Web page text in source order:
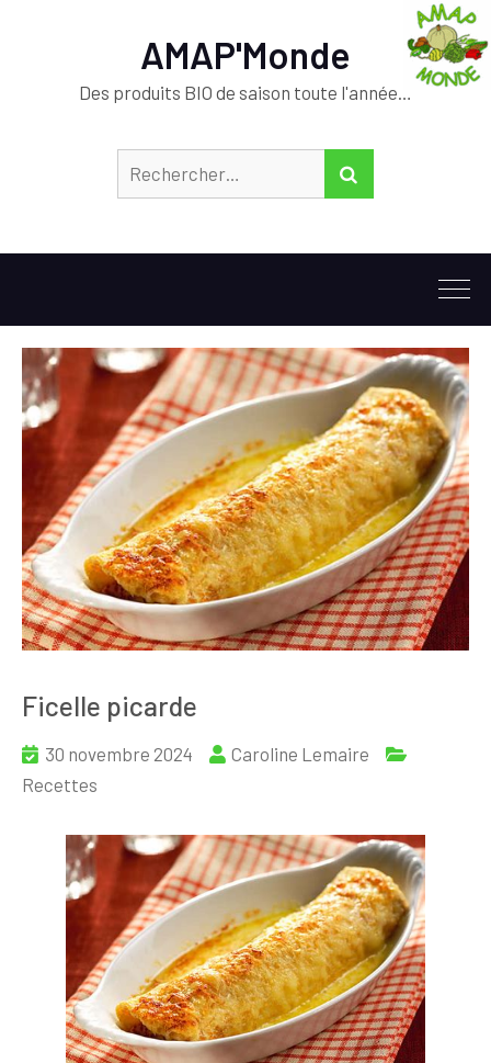
AMAP'Monde
Des produits BIO de saison toute l'année…
Ficelle picarde
30 novembre 2024
Caroline Lemaire
Recettes